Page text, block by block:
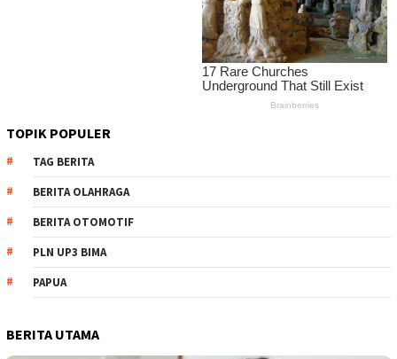
TOPIK POPULER
TAG BERITA
BERITA OLAHRAGA
BERITA OTOMOTIF
PLN UP3 BIMA
PAPUA
BERITA UTAMA